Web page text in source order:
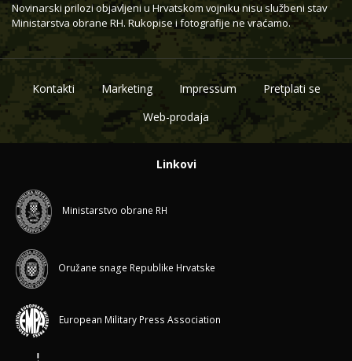
Novinarski prilozi objavljeni u Hrvatskom vojniku nisu službeni stav
Ministarstva obrane RH. Rukopise i fotografije ne vraćamo.
Kontakti Marketing Impressum
Pretplati se
Web-prodaja
Linkovi
Ministarstvo obrane RH
Oružane snage Republike Hrvatske
European Military Press Association